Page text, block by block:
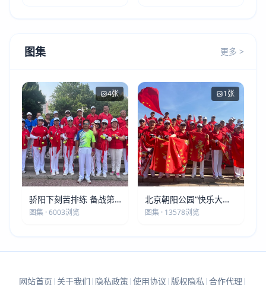
图集 更多 >
4张
骄阳下刻苦排练 备战第
五届莫斯科世界大健康运
图集 · 6003浏览
1张
北京朝阳公园“快乐大本
营”建党105周年庆祝活动
图集 · 13578浏览
网站首页 | 关于我们 | 隐私政策| 使用协议 | 版权隐私 | 合作代理 |